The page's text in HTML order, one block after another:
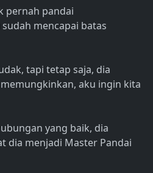
pernah pandai
mencapai batas
tapi tetap saja, dia
aku ingin kita
yang baik, dia
dia menjadi Master Pandai